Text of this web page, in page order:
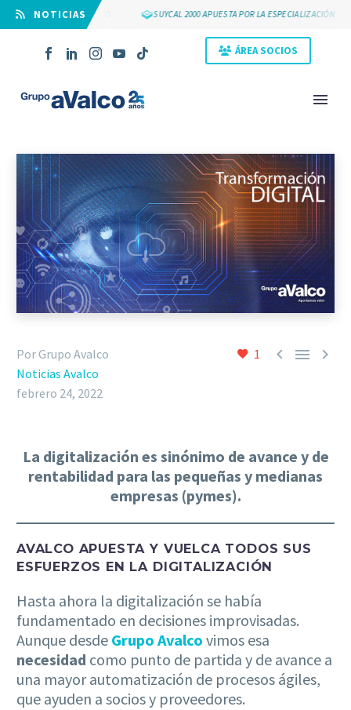
⠀NOTICIAS
AÑOS DE GRUPO AVALCO SUYCAL 2000 APUESTA POR LA ESPECIALIZACIÓN
ÁREA SOCIOS
1   
Por Grupo Avalco
Noticias Avalco
febrero 24, 2022
La digitalización es sinónimo de avance y de
rentabilidad para las pequeñas y medianas
empresas (pymes).
AVALCO APUESTA Y VUELCA TODOS SUS
ESFUERZOS EN LA DIGITALIZACIÓN
Hasta ahora la digitalización se había
fundamentado en decisiones improvisadas.
Aunque desde Grupo Avalco vimos esa
necesidad como punto de partida y de avance a
una mayor automatización de procesos ágiles,
que ayuden a socios y proveedores.